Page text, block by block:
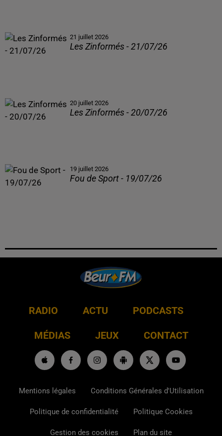
21 juillet 2026
Les Zinformés - 21/07/26
20 juillet 2026
Les Zinformés - 20/07/26
19 juillet 2026
Fou de Sport - 19/07/26
RADIO ACTU PODCASTS
MÉDIAS JEUX CONTACT
Mentions légales Conditions Générales d'Utilisation
Politique de confidentialité Politique Cookies
Gestion des cookies Plan du site